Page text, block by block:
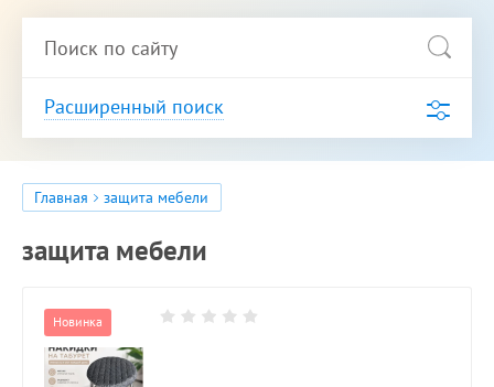
Расширенный поиск
Главная защита мебели
защита мебели
Новинка